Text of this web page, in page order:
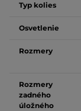
Typ kolies
Osvetlenie
Rozmery
Rozmery
zadného
úložného